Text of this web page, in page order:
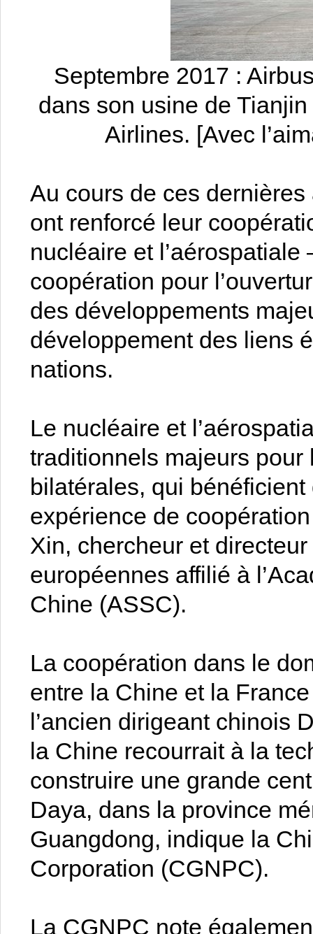
Septembre 2017 :
dans son usine de
Airlines. [Avec
Au cours de ces
ont renforcé leur
nucléaire et
coopération pour
des développements
développement des liens
nations.
Le nucléaire et
traditionnels majeurs
bilatérales, qui
expérience de
Xin, chercheur et
européennes affilié à
Chine (ASSC).
La coopération dans le
entre la Chine et la
l’ancien dirigeant chinois
la Chine recourrait à la
construire une grande
Daya, dans la province
Guangdong, indique la
Corporation (CGNPC).
La CGNPC note